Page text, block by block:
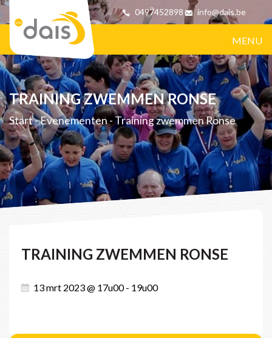
0497452898 info@dais.be
MENU
TRAINING ZWEMMEN RONSE
Start-Evenementen-Training zwemmen Ronse
TRAINING ZWEMMEN RONSE
13 mrt 2023 @ 17u00 - 19u00